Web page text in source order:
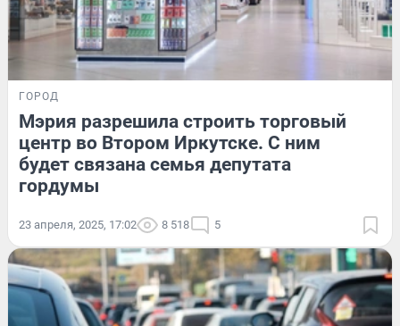
ГОРОД
Мэрия разрешила строить торговый
центр во Втором Иркутске. С ним
будет связана семья депутата
гордумы
23 апреля, 2025, 17:02 8 518 5